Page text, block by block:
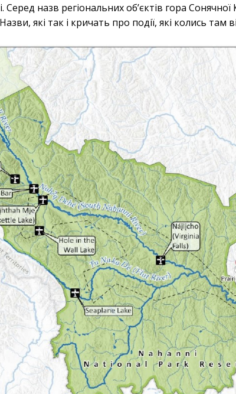
назв регіональних об’єктів гора
які так і кричать про події, які колись там